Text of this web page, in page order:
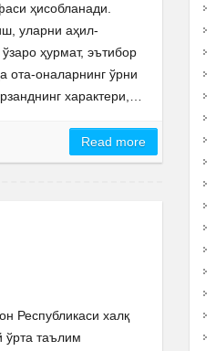
ҳисобланади.
уларни аҳил-
ҳурмат, эътибор
ота-оналарнинг ўрни
характери,…
Read more
Республикаси халқ
ўрта таълим